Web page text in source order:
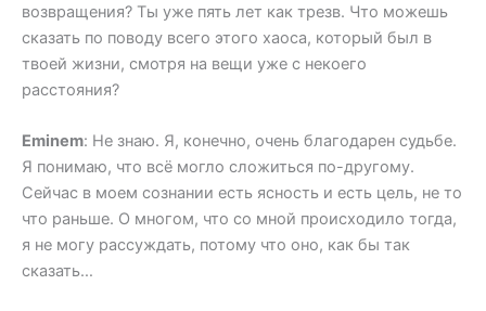
возвращения? Ты уже пять лет как трезв. Что можешь
сказать по поводу всего этого хаоса, который был в
твоей жизни, смотря на вещи уже с некоего
расстояния?
Eminem: Не знаю. Я, конечно, очень благодарен судьбе.
Я понимаю, что всё могло сложиться по-другому.
Сейчас в моем сознании есть ясность и есть цель, не то
что раньше. О многом, что со мной происходило тогда,
я не могу рассуждать, потому что оно, как бы так
сказать…